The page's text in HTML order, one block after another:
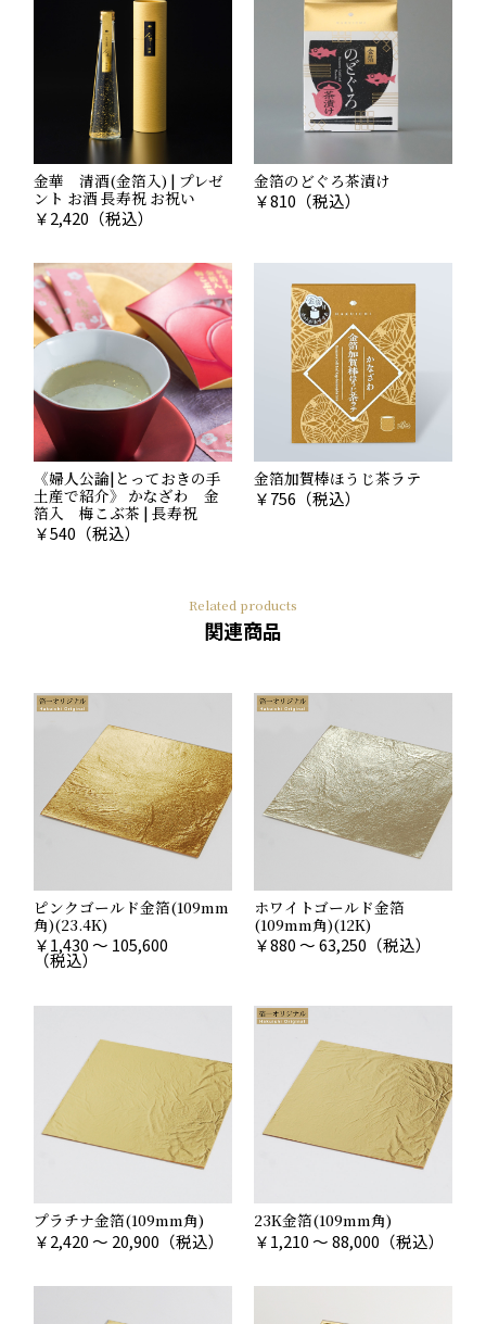
金華 清酒(金箔入) | プレゼ
ント お酒 長寿祝 お祝い
￥2,420 （税込）
金箔のどぐろ茶漬け
￥810 （税込）
《婦人公論|とっておきの手
土産で紹介》 かなざわ 金
箔入 梅こぶ茶 | 長寿祝
￥540 （税込）
金箔加賀棒ほうじ茶ラテ
￥756 （税込）
Related products
関連商品
ピンクゴールド金箔(109mm
角)(23.4K)
￥1,430 ～ 105,600
（税込）
ホワイトゴールド金箔
(109mm角)(12K)
￥880 ～ 63,250 （税込）
プラチナ金箔(109mm角)
￥2,420 ～ 20,900 （税込）
23K金箔(109mm角)
￥1,210 ～ 88,000 （税込）